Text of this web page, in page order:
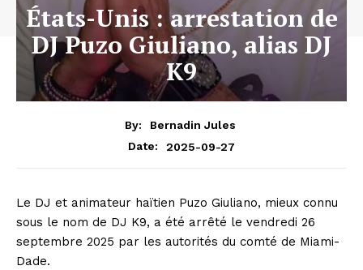
États-Unis : arrestation de
DJ Puzo Giuliano, alias DJ
K9
By:
Bernadin Jules
Date:
2025-09-27
Le DJ et animateur haïtien Puzo Giuliano, mieux connu
sous le nom de DJ K9, a été arrêté le vendredi 26
septembre 2025 par les autorités du comté de Miami-
Dade.